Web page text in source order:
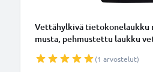
Vettähylkivä tietokonelaukku
musta, pehmustettu laukku
(1 arvostelut)